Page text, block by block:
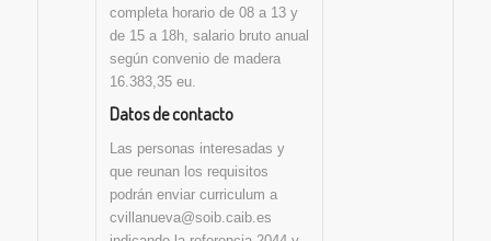
completa horario de 08 a 13 y
de 15 a 18h, salario bruto anual
según convenio de madera
16.383,35 eu.
Datos de contacto
Las personas interesadas y
que reunan los requisitos
podrán enviar curriculum a
cvillanueva@soib.caib.es